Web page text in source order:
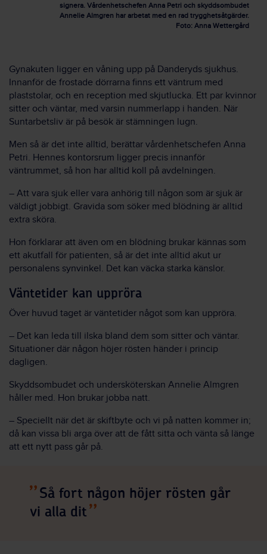
signera. Vårdenhetschefen Anna Petri och skyddsombudet
Annelie Almgren har arbetat med en rad trygghetsåtgärder.
Foto: Anna Wettergård
Gynakuten ligger en våning upp på Danderyds sjukhus.
Innanför de frostade dörrarna finns ett väntrum med
plaststolar, och en reception med skjutlucka. Ett par kvinnor
sitter och väntar, med varsin nummerlapp i handen. När
Suntarbetsliv är på besök är stämningen lugn.
Men så är det inte alltid, berättar vårdenhetschefen Anna
Petri. Hennes kontorsrum ligger precis innanför
väntrummet, så hon har alltid koll på avdelningen.
– Att vara sjuk eller vara anhörig till någon som är sjuk är
väldigt jobbigt. Gravida som söker med blödning är alltid
extra sköra.
Hon förklarar att även om en blödning brukar kännas som
ett akutfall för patienten, så är det inte alltid akut ur
personalens synvinkel. Det kan väcka starka känslor.
Väntetider kan uppröra
Över huvud taget är väntetider något som kan uppröra.
– Det kan leda till ilska bland dem som sitter och väntar.
Situationer där någon höjer rösten händer i princip
dagligen.
Skyddsombudet och undersköterskan Annelie Almgren
håller med. Hon brukar jobba natt.
– Speciellt när det är skiftbyte och vi på natten kommer in;
då kan vissa bli arga över att de fått sitta och vänta så länge
att ett nytt pass går på.
Så fort någon höjer rösten går
vi alla dit